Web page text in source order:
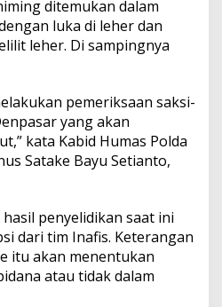
ditemukan dalam
luka di leher dan
leher. Di sampingnya
pemeriksaan saksi-
yang akan
kata Kabid Humas Polda
Satake Bayu Setianto,
penyelidikan saat ini
dari tim Inafis. Keterangan
itu akan menentukan
atau tidak dalam